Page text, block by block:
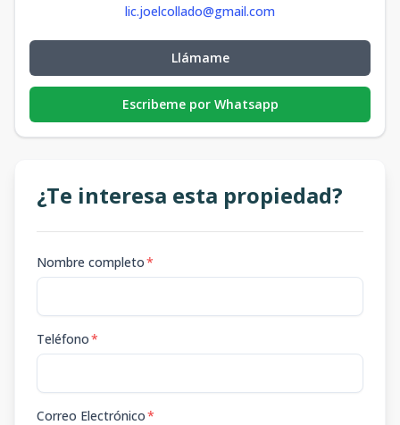
lic.joelcollado@gmail.com
Llámame
Escribeme por Whatsapp
¿Te interesa esta propiedad?
Nombre completo*
Teléfono*
Correo Electrónico*